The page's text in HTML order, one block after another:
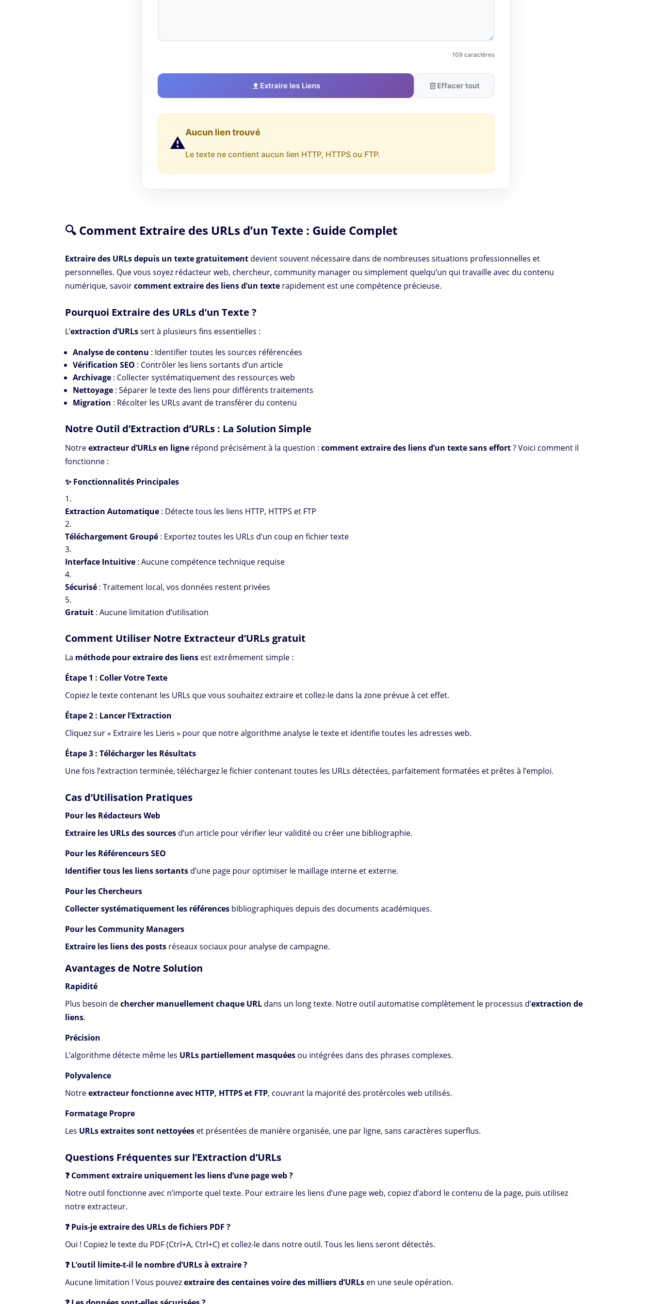
109 caractères
Extraire les Liens Effacer tout
⚠️
Aucun lien trouvé
Le texte ne contient aucun lien HTTP, HTTPS ou FTP.
🔍 Comment Extraire des URLs d’un Texte : Guide Complet
Extraire des URLs depuis un texte gratuitement devient souvent nécessaire dans de nombreuses situations professionnelles et
personnelles. Que vous soyez rédacteur web, chercheur, community manager ou simplement quelqu’un qui travaille avec du contenu
numérique, savoircomment extraire des liens d’un texte rapidement est une compétence précieuse.
Pourquoi Extraire des URLs d’un Texte ?
L’extraction d’URLssert à plusieurs fins essentielles :
Analyse de contenu : Identifier toutes les sources référencées
Vérification SEO : Contrôler les liens sortants d’un article
Archivage : Collecter systématiquement des ressources web
Nettoyage : Séparer le texte des liens pour différents traitements
Migration : Récolter les URLs avant de transférer du contenu
Notre Outil d’Extraction d’URLs : La Solution Simple
Notreextracteur d’URLs en ligne répond précisément à la question :comment extraire des liens d’un texte sans effort? Voici comment il
fonctionne :
✨ Fonctionnalités Principales
Extraction Automatique : Détecte tous les liens HTTP, HTTPS et FTP
Téléchargement Groupé : Exportez toutes les URLs d’un coup en fichier texte
Interface Intuitive : Aucune compétence technique requise
Sécurisé : Traitement local, vos données restent privées
Gratuit : Aucune limitation d’utilisation
Comment Utiliser Notre Extracteur d’URLs gratuit
La méthode pour extraire des liens est extrêmement simple :
Étape 1 : Coller Votre Texte
Copiez le texte contenant les URLs que vous souhaitez extraire et collez-le dans la zone prévue à cet effet.
Étape 2 : Lancer l’Extraction
Cliquez sur « Extraire les Liens » pour que notre algorithme analyse le texte et identifie toutes les adresses web.
Étape 3 : Télécharger les Résultats
Une fois l’extraction terminée, téléchargez le fichier contenant toutes les URLs détectées, parfaitement formatées et prêtes à l’emploi.
Cas d’Utilisation Pratiques
Pour les Rédacteurs Web
Extraire les URLs des sources d’un article pour vérifier leur validité ou créer une bibliographie.
Pour les Référenceurs SEO
Identifier tous les liens sortants d’une page pour optimiser le maillage interne et externe.
Pour les Chercheurs
Collecter systématiquement les références bibliographiques depuis des documents académiques.
Pour les Community Managers
Extraire les liens des posts réseaux sociaux pour analyse de campagne.
Avantages de Notre Solution
Rapidité
Plus besoin dechercher manuellement chaque URL dans un long texte. Notre outil automatise complètement le processus d’extraction de
liens.
Précision
L’algorithme détecte même les URLs partiellement masquées ou intégrées dans des phrases complexes.
Polyvalence
Notreextracteur fonctionne avec HTTP, HTTPS et FTP, couvrant la majorité des protércoles web utilisés.
Formatage Propre
Les URLs extraites sont nettoyées et présentées de manière organisée, une par ligne, sans caractères superflus.
Questions Fréquentes sur l’Extraction d’URLs
❓ Comment extraire uniquement les liens d’une page web ?
Notre outil fonctionne avec n’importe quel texte. Pour extraire les liens d’une page web, copiez d’abord le contenu de la page, puis utilisez
notre extracteur.
❓ Puis-je extraire des URLs de fichiers PDF ?
Oui ! Copiez le texte du PDF (Ctrl+A, Ctrl+C) et collez-le dans notre outil. Tous les liens seront détectés.
❓ L’outil limite-t-il le nombre d’URLs à extraire ?
Aucune limitation ! Vous pouvezextraire des centaines voire des milliers d’URLs en une seule opération.